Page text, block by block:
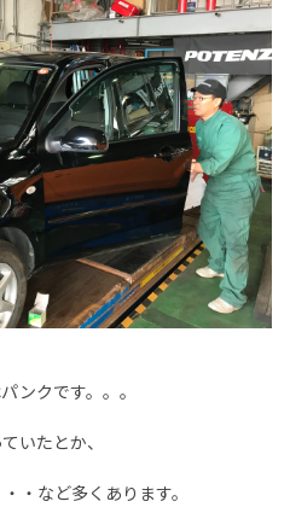
ンクです。。。
いたとか、
・など多くあります。